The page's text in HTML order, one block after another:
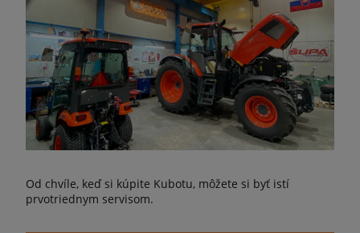
Od chvíle, keď si kúpite Kubotu, môžete si byť istí
prvotriednym servisom.